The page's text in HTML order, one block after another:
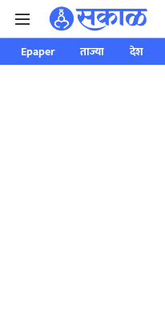
Epaper ताज्या देश